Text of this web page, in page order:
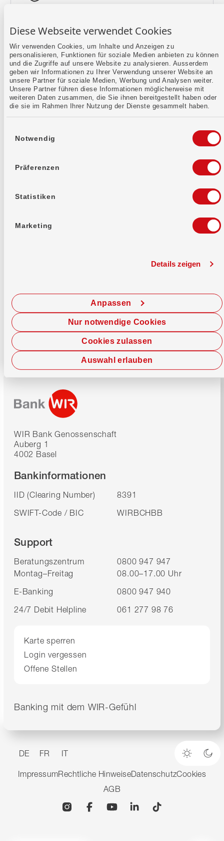
Diese Webseite verwendet Cookies
Wir verwenden Cookies, um Inhalte und Anzeigen zu
personalisieren, Funktionen für soziale Medien anbieten zu können
und die Zugriffe auf unsere Website zu analysieren. Ausserdem
geben wir Informationen zu Ihrer Verwendung unserer Website an
unsere Partner für soziale Medien, Werbung und Analysen weiter.
Unsere Partner führen diese Informationen möglicherweise mit
weiteren Daten zusammen, die Sie ihnen bereitgestellt haben oder
die sie im Rahmen Ihrer Nutzung der Dienste gesammelt haben.
Notwendig
Präferenzen
Statistiken
Marketing
Details zeigen
Cookies zulassen
Anpassen
Auswahl erlauben
Nur notwendige Cookies
Mehr erfahren
Kontaktformular
Jetzt chatten
WIR Bank Genossenschaft
Auberg 1
4002 Basel
Bankinformationen
IID (Clearing Number)
8391
SWIFT-Code / BIC
WIRBCHBB
Support
Beratungszentrum
0800 947 947
Montag–Freitag
08.00–17.00 Uhr
E-Banking
0800 947 940
24/7 Debit Helpline
061 277 98 76
Karte sperren
Login vergessen
Offene Stellen
Banking mit dem WIR-Gefühl
DE FR IT
Heller
ImpressumRechtliche HinweiseDatenschutzCookies
AGB
InstagramFacebookYouTubeLinkedin